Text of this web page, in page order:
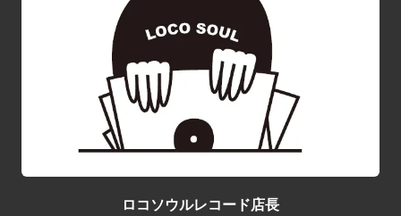
ロコソウルレコード店長